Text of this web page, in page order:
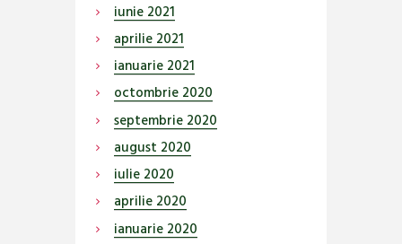
iunie 2021
aprilie 2021
ianuarie 2021
octombrie 2020
septembrie 2020
august 2020
iulie 2020
aprilie 2020
ianuarie 2020